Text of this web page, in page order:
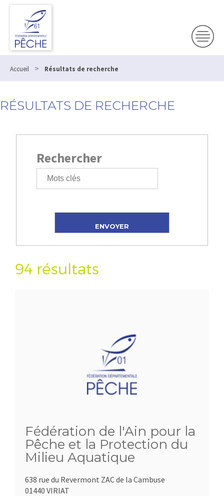
Accueil > Résultats de recherche
RÉSULTATS DE RECHERCHE
Rechercher
94 résultats
Fédération de l'Ain pour la
Pêche et la Protection du
Milieu Aquatique
638 rue du Revermont ZAC de la Cambuse
01440 VIRIAT